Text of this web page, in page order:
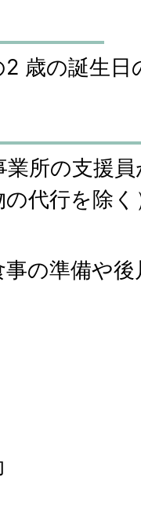
歳の誕生日
所の支援
代行を除
事の準備や